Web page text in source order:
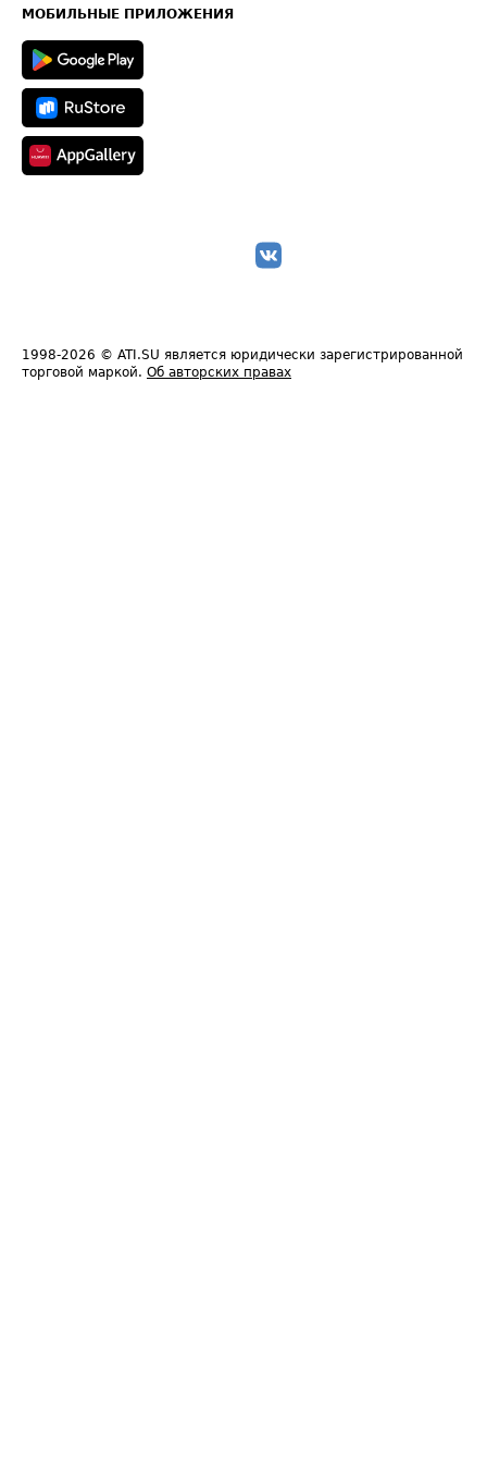
Техническая информация
МОБИЛЬНЫЕ ПРИЛОЖЕНИЯ
1998-2026 © ATI.SU является юридически зарегистрированной
торговой маркой. Об авторских правах